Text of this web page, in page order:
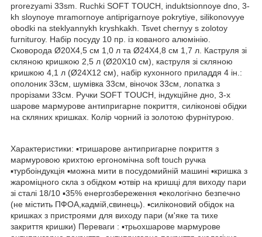
prorezyami 33sm. Ruchki SOFT TOUCH, induktsionnoye dno, 3-
kh sloynoye mramornoye antiprigarnoye pokrytiye, silikonovyye
obodki na steklyannykh kryshkakh. Tsvet chernyy s zolotoy
furnituroy. Набір посуду 10 пр. із кованого алюмінію.
Сковорода Ø20X4,5 см 1,0 л та Ø24X4,8 см 1,7 л. Каструля зі
скляною кришкою 2,5 л (Ø20X10 см), каструля зі скляною
кришкою 4,1 л (Ø24X12 см), набір кухонного приладдя 4 ін.:
ополоник 33см, шумівка 33см, віночок 33см, лопатка з
прорізами 33см. Ручки SOFT TOUCH, індукційне дно, 3-х
шарове мармурове антипригарне покриття, силіконові обідки
на скляних кришках. Колір чорний із золотою фурнітурою.
Характеристики: ▪тришарове антипригарне покриття з
мармуровою крихтою ергономічна soft touch ручка
▪турбоіндукція ▪можна мити в посудомийній машині ▪кришка з
жароміцного скла з обідком ▪отвір на кришці для виходу пари
зі сталі 18/10 ▪35% енергозбереження ▪екологічно безпечно
(не містить ПФОА,кадмій,свинець). ▪силіконовий обідок на
кришках з пристроями для виходу пари (м'яке та тихе
закриття кришки) Переваги : ▪трьохшарове мармурове